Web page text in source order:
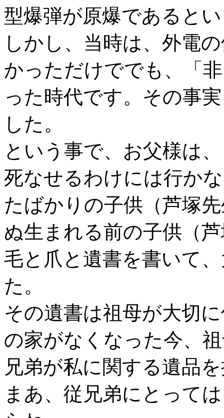
型爆弾が原爆であると
しかし、当時は、外電
かっただけででも、「
った時代です。その事
した。
という事で、お父様は
死なせるわけには行か
たばかりの子供（芦塚
ぬ生まれる前の子供（
毛と爪と遺書を書いて
た。
その遺書は祖母が大切
の家がなくなった今、
兄弟が私に関する遺品
まあ、従兄弟にとって